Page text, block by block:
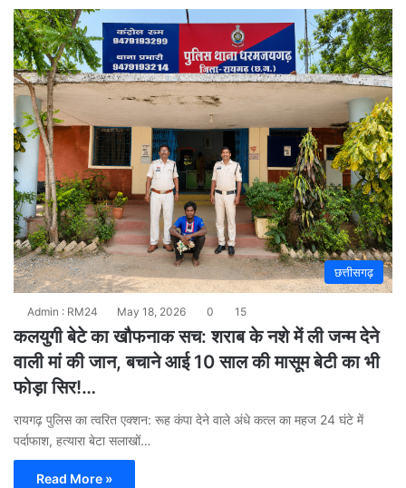
छत्तीसगढ़
Admin : RM24 May 18, 2026 0 15
कलयुगी बेटे का खौफनाक सच: शराब के नशे में ली जन्म देने
वाली मां की जान, बचाने आई 10 साल की मासूम बेटी का भी
फोड़ा सिर!…
रायगढ़ पुलिस का त्वरित एक्शन: रूह कंपा देने वाले अंधे कत्ल का महज 24 घंटे में
पर्दाफाश, हत्यारा बेटा सलाखों…
Read More »